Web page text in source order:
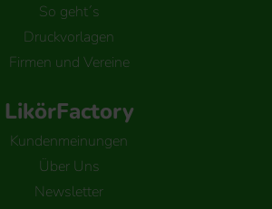
So geht´s
Druckvorlagen
Firmen und Vereine
LikörFactory
Kundenmeinungen
Über Uns
Newsletter